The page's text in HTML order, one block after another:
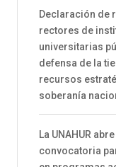
Declaración de
rectores de
universitarias
defensa de la
recursos
soberanía
La UNAHUR
convocatoria